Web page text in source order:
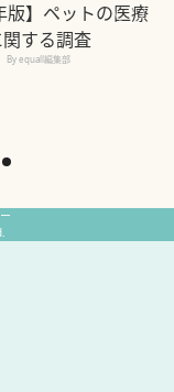
版】ペットの医療
する調査
By equall編集部